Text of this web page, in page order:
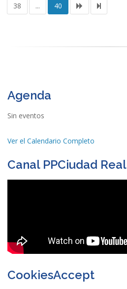
38
... 40
Agenda
Sin eventos
Ver el Calendario Completo
Canal PPCiudad Real
CookiesAccept